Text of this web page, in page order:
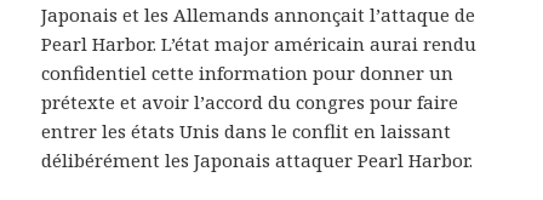
Japonais et les Allemands annonçait l’attaque de
Pearl Harbor. L’état major américain aurai rendu
confidentiel cette information pour donner un
prétexte et avoir l’accord du congres pour faire
entrer les états Unis dans le conflit en laissant
délibérément les Japonais attaquer Pearl Harbor.